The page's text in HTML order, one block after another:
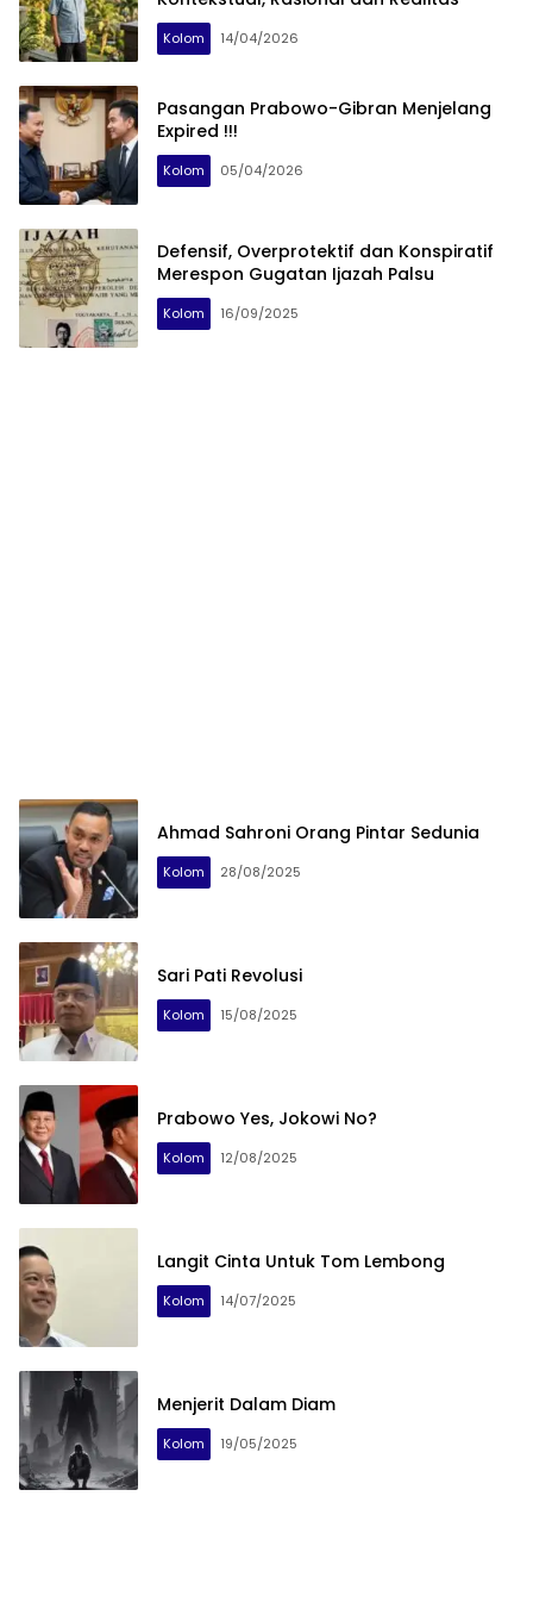
Kolom 14/04/2026
Pasangan Prabowo-Gibran Menjelang
Expired !!!
Kolom 05/04/2026
Defensif, Overprotektif dan Konspiratif
Merespon Gugatan Ijazah Palsu
Kolom 16/09/2025
Ahmad Sahroni Orang Pintar Sedunia
Kolom 28/08/2025
Sari Pati Revolusi
Kolom 15/08/2025
Prabowo Yes, Jokowi No?
Kolom 12/08/2025
Langit Cinta Untuk Tom Lembong
Kolom 14/07/2025
Menjerit Dalam Diam
Kolom 19/05/2025